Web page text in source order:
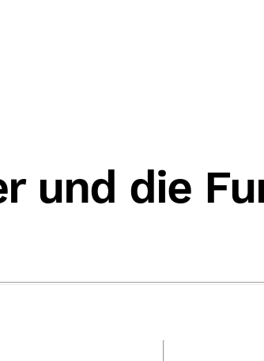
und die